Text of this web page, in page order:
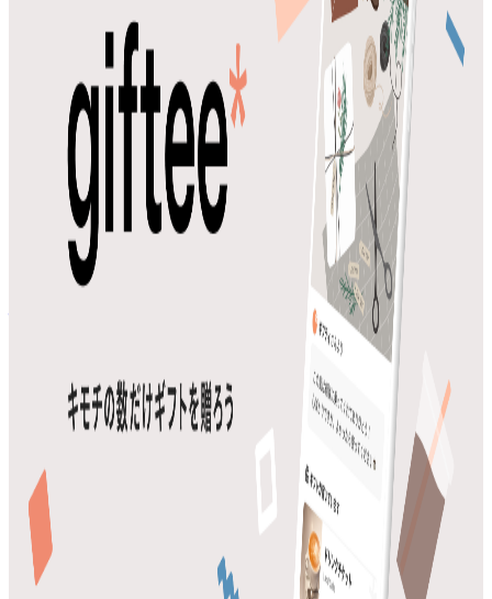
10→100（プロダクト拡大）
募集中の求人情報
学年不問_ビジネス職＿長期インターン＿事業投資
東京都 品川区
新卒・インターン
ジュニア
気になる 詳細を見る
giftee
giftee(ギフティ)はオンラインで手軽にギフトを贈れるサー
ビス。日頃のありがとうを伝える時など、思い立ったらすぐ
に贈れるカジュアルギフトを取り揃えています。メールや
LINE、X（旧Twitter）などのSNSで贈れるので、住所を知ら